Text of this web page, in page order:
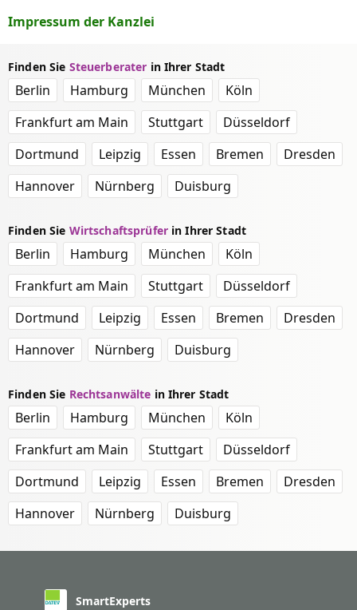
Impressum der Kanzlei
Finden Sie Steuerberater in Ihrer Stadt
Berlin Hamburg München
Köln
Frankfurt am Main
Stuttgart
Düsseldorf
Dortmund
Leipzig Essen Bremen
Dresden
Hannover
Nürnberg Duisburg
Finden Sie Wirtschaftsprüferin Ihrer Stadt
Berlin Hamburg München
Köln
Frankfurt am Main
Stuttgart
Düsseldorf
Dortmund
Leipzig Essen Bremen
Dresden
Hannover
Nürnberg Duisburg
Finden Sie Rechtsanwälte in Ihrer Stadt
Berlin Hamburg München
Köln
Frankfurt am Main
Stuttgart
Düsseldorf
Dortmund
Leipzig Essen Bremen
Dresden
Hannover
Nürnberg Duisburg
SmartExperts